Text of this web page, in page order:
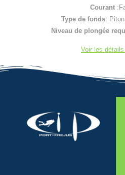
Courant
Type de fonds:
Niveau de plongée
Voir les